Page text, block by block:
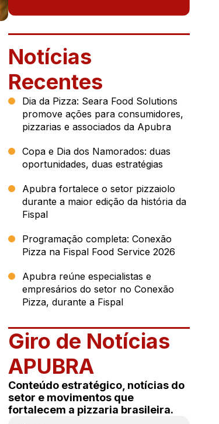
Notícias
Recentes
Dia da Pizza: Seara Food Solutions
promove ações para consumidores,
pizzarias e associados da Apubra
Copa e Dia dos Namorados: duas
oportunidades, duas estratégias
Apubra fortalece o setor pizzaiolo
durante a maior edição da história da
Fispal
Programação completa: Conexão
Pizza na Fispal Food Service 2026
Apubra reúne especialistas e
empresários do setor no Conexão
Pizza, durante a Fispal
Giro de Notícias
APUBRA
Conteúdo estratégico, notícias do
setor e movimentos que
fortalecem a pizzaria brasileira.